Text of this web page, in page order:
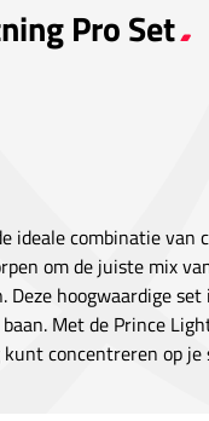
Pro Set
ideale combinatie van
om de juiste mix
hoogwaardige
Met de Prince
concentreren op je